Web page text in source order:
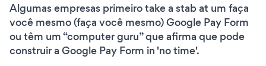
Algumas empresas primeiro take a stab at um faça
você mesmo (faça você mesmo) Google Pay Form
ou têm um “computer guru” que afirma que pode
construir a Google Pay Form in 'no time'.